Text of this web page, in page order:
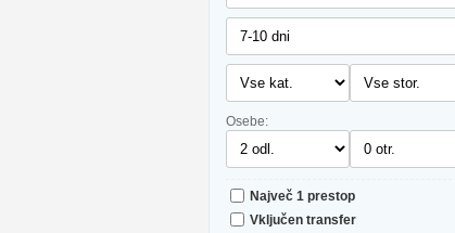
Osebe:
Največ 1 prestop
Vključen transfer